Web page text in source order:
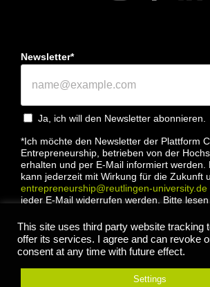
Newsletter*
Ja, ich will den Newsletter abonnieren.
*Ich möchte den Newsletter der Plattform
Entrepreneurship, betrieben von der
erhalten und per E-Mail informiert werden.
kann jederzeit mit Wirkung für die Zukunft
entrepreneurship@reutlingen-university.de
jeder E-Mail widerrufen werden. Bitte
Anmelden
This site uses third party website tracking
offer its services. I agree and can revoke
consent at any time with future effect.
Settings